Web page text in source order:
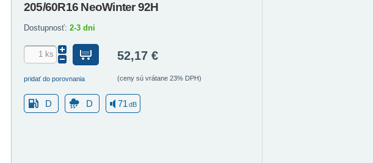
205/60R16 NeoWinter 92H
Dostupnosť: 2-3 dni
pridať do porovnania
52,17 €
(ceny sú vrátane 23% DPH)
D D 71dB